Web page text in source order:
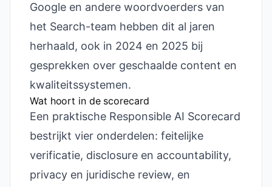
Google en andere woordvoerders van
het Search-team hebben dit al jaren
herhaald, ook in 2024 en 2025 bij
gesprekken over geschaalde content en
kwaliteitssystemen.
Wat hoort in de scorecard
Een praktische Responsible AI Scorecard
bestrijkt vier onderdelen: feitelijke
verificatie, disclosure en accountability,
privacy en juridische review, en